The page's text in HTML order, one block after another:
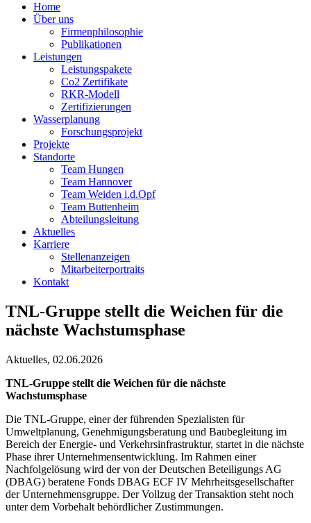
Home
Über uns
Firmenphilosophie
Publikationen
Leistungen
Leistungspakete
Co2 Zertifikate
RKR-Modell
Zertifizierungen
Wasserplanung
Forschungsprojekt
Projekte
Standorte
Team Hungen
Team Hannover
Team Weiden i.d.Opf
Team Buttenheim
Abteilungsleitung
Aktuelles
Karriere
Stellenanzeigen
Mitarbeiterportraits
Kontakt
TNL-Gruppe stellt die Weichen für die
nächste Wachstumsphase
Aktuelles, 02.06.2026
TNL-Gruppe stellt die Weichen für die nächste
Wachstumsphase
Die TNL-Gruppe, einer der führenden Spezialisten für
Umweltplanung, Genehmigungsberatung und Baubegleitung im
Bereich der Energie- und Verkehrsinfrastruktur, startet in die nächste
Phase ihrer Unternehmensentwicklung. Im Rahmen einer
Nachfolgelösung wird der von der Deutschen Beteiligungs AG
(DBAG) beratene Fonds DBAG ECF IV Mehrheitsgesellschafter
der Unternehmensgruppe. Der Vollzug der Transaktion steht noch
unter dem Vorbehalt behördlicher Zustimmungen.